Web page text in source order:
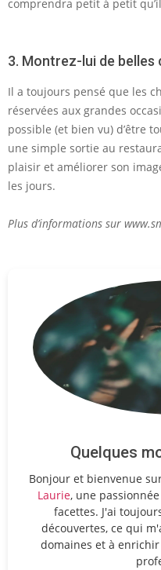
comprendra petit à petit
3. Montrez-lui de belles
Il a toujours pensé que les
réservées aux grandes
possible (et bien vu) d’être
une simple sortie au
plaisir et améliorer son
les jours.
Plus d’informations sur
Quelques
Bonjour et bienvenue
Laurie, une
facettes. J'ai
découvertes, ce qui
domaines et à